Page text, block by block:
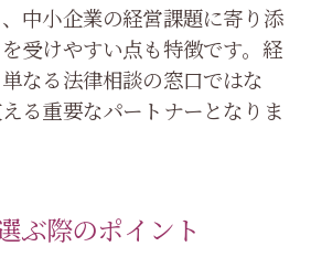
中小企業の経営課題に寄り添
受けやすい点も特徴です。経
なる法律相談の窓口ではな
る重要なパートナーとなりま
ぶ際のポイント